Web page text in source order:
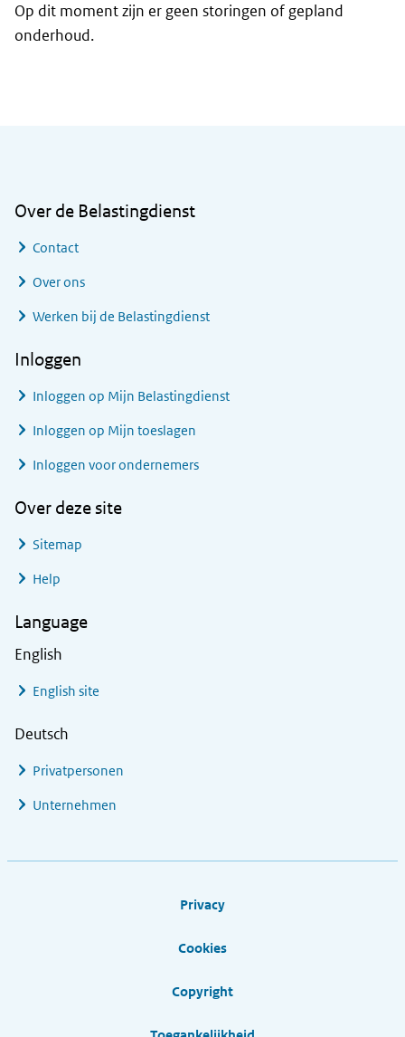
Op dit moment zijn er geen storingen of gepland
onderhoud.
Over de Belastingdienst
Contact
Over ons
Werken bij de Belastingdienst
Inloggen
Inloggen op Mijn Belastingdienst
Inloggen op Mijn toeslagen
Inloggen voor ondernemers
Over deze site
Sitemap
Help
Language
English
English site
Deutsch
Privatpersonen
Unternehmen
Privacy
Cookies
Copyright